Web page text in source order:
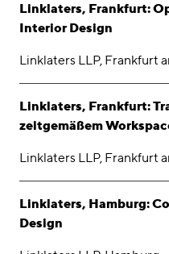
Linklaters, Frankfurt:
Interior Design
Linklaters LLP, Frankfurt
Linklaters, Frankfurt:
zeitgemäßem
Linklaters LLP, Frankfurt
Linklaters, Hamburg:
Design